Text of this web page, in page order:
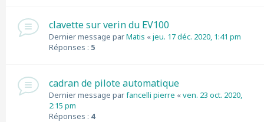
clavette sur verin du EV100
Dernier message parMatis «jeu. 17 déc. 2020, 1:41 pm
Réponses : 5
cadran de pilote automatique
Dernier message parfancelli pierre «ven. 23 oct. 2020,
2:15 pm
Réponses : 4